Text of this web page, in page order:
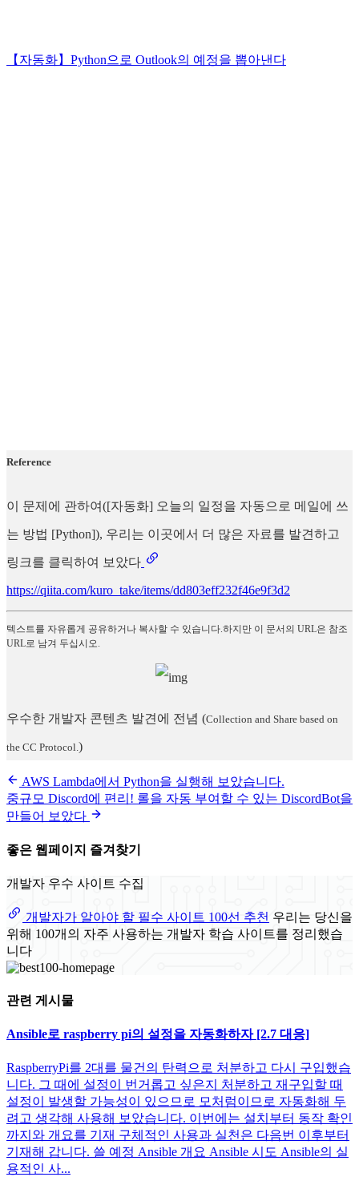
【자동화】Python으로 Outlook의 예정을 뽑아낸다
Reference
이 문제에 관하여([자동화] 오늘의 일정을 자동으로 메일에 쓰
는 방법 [Python]), 우리는 이곳에서 더 많은 자료를 발견하고
링크를 클릭하여 보았다
https://qiita.com/kuro_take/items/dd803eff232f46e9f3d2
텍스트를 자유롭게 공유하거나 복사할 수 있습니다.하지만 이 문서의 URL은 참조
URL로 남겨 두십시오.
우수한 개발자 콘텐츠 발견에 전념 (Collection and Share based on
the CC Protocol. )
AWS Lambda에서 Python을 실행해 보았습니다.
중규모 Discord에 편리! 롤을 자동 부여할 수 있는 DiscordBot을
만들어 보았다
좋은 웹페이지 즐겨찾기
개발자 우수 사이트 수집
개발자가 알아야 할 필수 사이트 100선 추천 우리는 당신을
위해 100개의 자주 사용하는 개발자 학습 사이트를 정리했습
니다
관련 게시물
Ansible로 raspberry pi의 설정을 자동화하자 [2.7 대응]
RaspberryPi를 2대를 물건의 탄력으로 처분하고 다시 구입했습
니다. 그 때에 설정이 번거롭고 싶은지 처분하고 재구입할 때
설정이 발생할 가능성이 있으므로 모처럼이므로 자동화해 두
려고 생각해 사용해 보았습니다. 이번에는 설치부터 동작 확인
까지와 개요를 기재 구체적인 사용과 실천은 다음번 이후부터
기재해 갑니다. 쓸 예정 Ansible 개요 Ansible 시도 Ansible의 실
용적인 사...